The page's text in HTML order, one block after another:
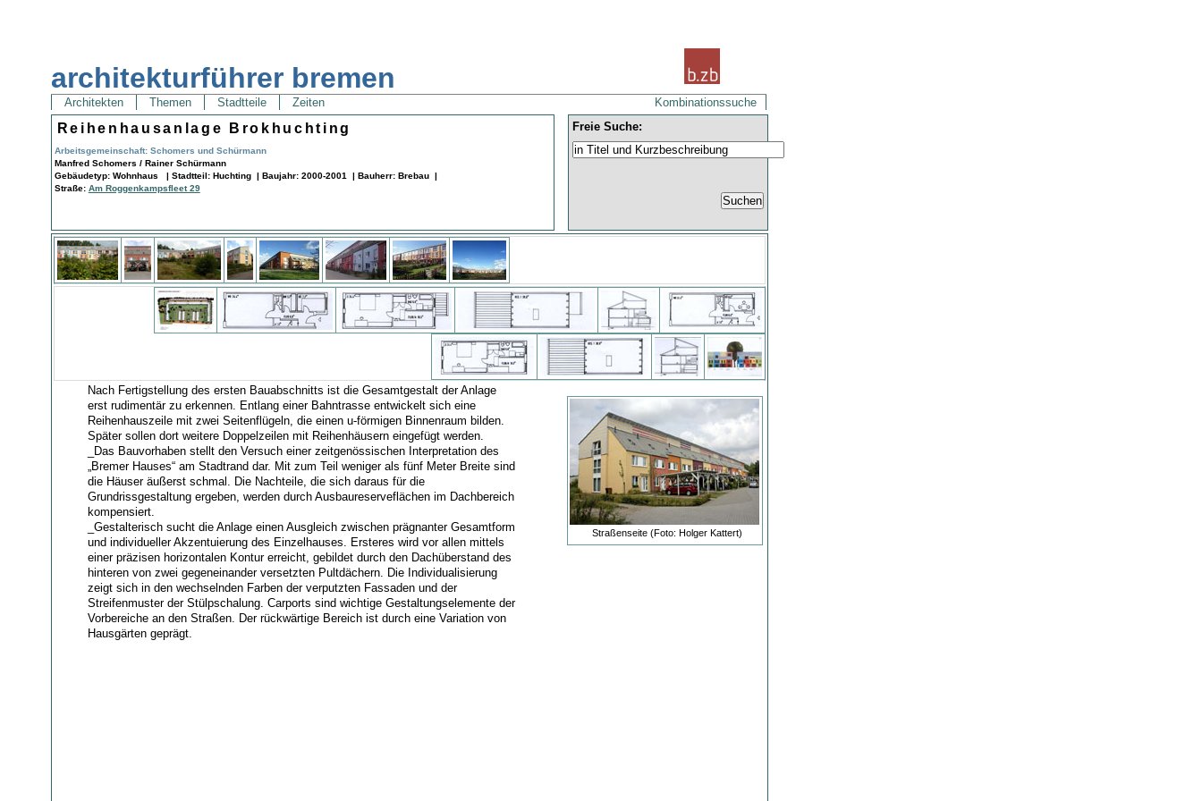
architekturführer bremen
Architekten Themen Stadtteile Zeiten Kombinationssuche
Reihenhausanlage Brokhuchting
Arbeitsgemeinschaft: Schomers und Schürmann
Manfred Schomers / Rainer Schürmann
Gebäudetyp: Wohnhaus | Stadtteil: Huchting | Baujahr: 2000-2001 | Bauherr: Brebau |
Straße: Am Roggenkampsfleet 29
Freie Suche:
Straßenseite (Foto: Holger Kattert)
Nach Fertigstellung des ersten Bauabschnitts ist die Gesamtgestalt der Anlage
erst rudimentär zu erkennen. Entlang einer Bahntrasse entwickelt sich eine
Reihenhauszeile mit zwei Seitenflügeln, die einen u-förmigen Binnenraum bilden.
Später sollen dort weitere Doppelzeilen mit Reihenhäusern eingefügt werden.
_Das Bauvorhaben stellt den Versuch einer zeitgenössischen Interpretation des
„Bremer Hauses“ am Stadtrand dar. Mit zum Teil weniger als fünf Meter Breite sind
die Häuser äußerst schmal. Die Nachteile, die sich daraus für die
Grundrissgestaltung ergeben, werden durch Ausbaureserveflächen im Dachbereich
kompensiert.
_Gestalterisch sucht die Anlage einen Ausgleich zwischen prägnanter Gesamtform
und individueller Akzentuierung des Einzelhauses. Ersteres wird vor allen mittels
einer präzisen horizontalen Kontur erreicht, gebildet durch den Dachüberstand des
hinteren von zwei gegeneinander versetzten Pultdächern. Die Individualisierung
zeigt sich in den wechselnden Farben der verputzten Fassaden und der
Streifenmuster der Stülpschalung. Carports sind wichtige Gestaltungselemente der
Vorbereiche an den Straßen. Der rückwärtige Bereich ist durch eine Variation von
Hausgärten geprägt.